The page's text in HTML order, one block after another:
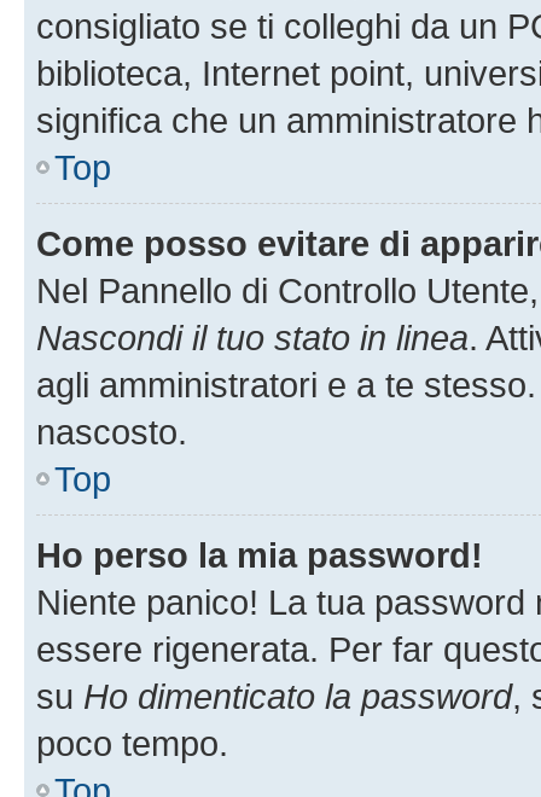
consigliato se ti colleghi da un
biblioteca, Internet point,
significa che un amministratore
Top
Come posso evitare di
Nel Pannello di Controllo
Nascondi il tuo stato in linea.
agli amministratori e a te
nascosto.
Top
Ho perso la mia password!
Niente panico! La tua
essere rigenerata. Per far
su Ho dimenticato la password,
poco tempo.